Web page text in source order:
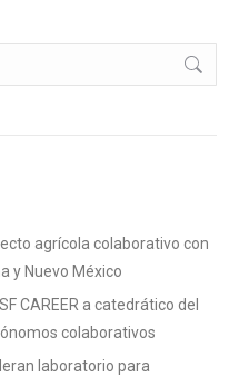
agrícola colaborativo con
y Nuevo México
CAREER a catedrático del
colaborativos
laboratorio para